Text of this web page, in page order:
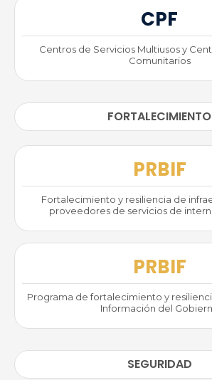
CPF
Centros de Servicios Multiusos y
Comunitarios
FORTALECIMIENTO
PRBIF
Fortalecimiento y resiliencia de
proveedores de servicios de
PRBIF
Programa de fortalecimiento y
Información del
SEGURIDAD